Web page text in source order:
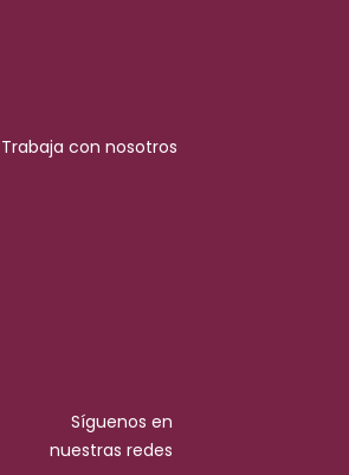
Trabaja con nosotros
Síguenos en
nuestras redes